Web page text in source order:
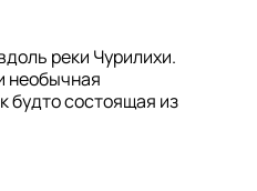
реки Чурилихи.
необычная
будто состоящая из